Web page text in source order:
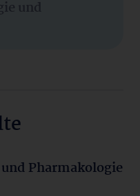
und
Pharmakologie